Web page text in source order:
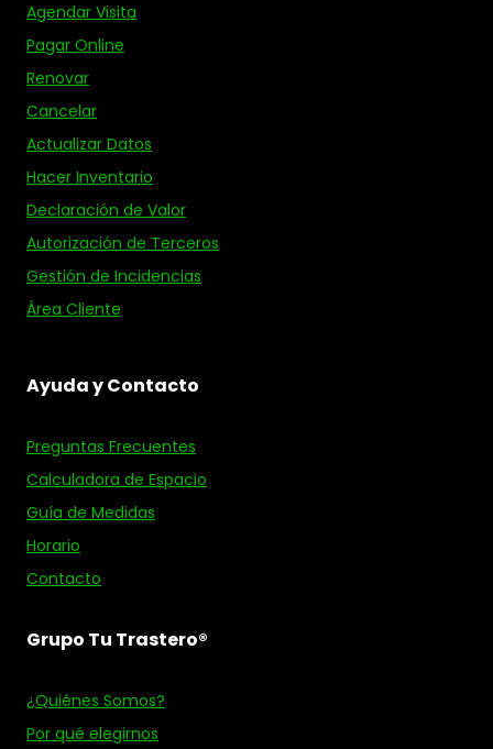
Agendar Visita
Pagar Online
Renovar
Cancelar
Actualizar Datos
Hacer Inventario
Declaración de Valor
Autorización de Terceros
Gestión de Incidencias
Área Cliente
Ayuda y Contacto
Preguntas Frecuentes
Calculadora de Espacio
Guía de Medidas
Horario
Contacto
Grupo Tu Trastero®
¿Quiénes Somos?
Por qué elegirnos